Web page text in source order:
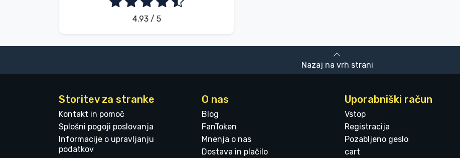
4.93 / 5
Nazaj na vrh strani
Storitev za stranke
Kontakt in pomoč
Splošni pogoji poslovanja
Informacije o upravljanju
podatkov
O nas
Blog
FanToken
Mnenja o nas
Dostava in plačilo
Uporabniški račun
Vstop
Registracija
Pozabljeno geslo
cart